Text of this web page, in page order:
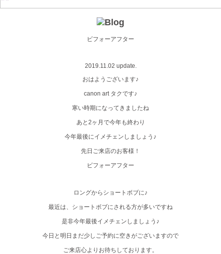
ビフォーアフター
2019.11.02 update.
おはようございます♪
canon art タクです♪
寒い時期になってきましたね
あと2ヶ月で今年も終わり
今年最後にイメチェンしましょう♪
先日ご来店のお客様！
ビフォーアフター
ロングからショートボブに♪
最近は、ショートボブにされる方が多いですね
是非今年最後イメチェンしましょう♪
今日と明日まだ少しご予約に空きがございますので
ご来店心よりお待ちしております。